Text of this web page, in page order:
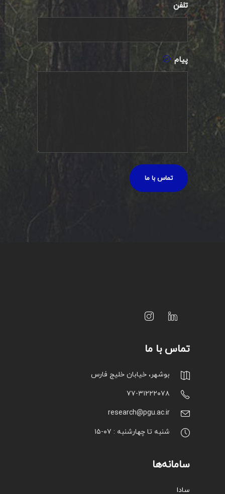
تلفن
پیام
تماس با ما
بوشهر، خیابان خلیج فارس
۷۷-۳۱۲۲۲۰۷۸
research@pgu.ac.ir
شنبه تا چهارشنبه : ۰۷-۱۵
سامانه‌ها
سادا